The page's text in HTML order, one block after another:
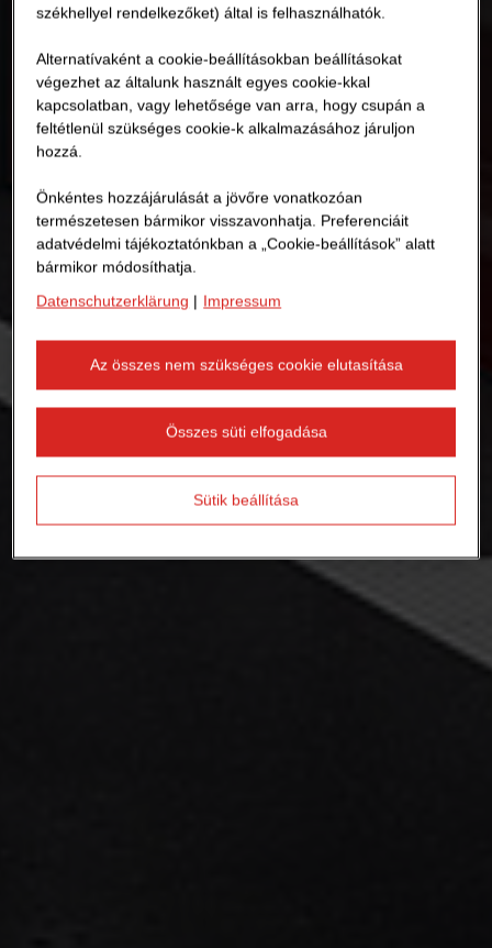
székhellyel rendelkezőket) által is felhasználhatók.
Alternatívaként a cookie-beállításokban beállításokat
végezhet az általunk használt egyes cookie-kkal
kapcsolatban, vagy lehetősége van arra, hogy csupán a
feltétlenül szükséges cookie-k alkalmazásához járuljon
hozzá.
Önkéntes hozzájárulását a jövőre vonatkozóan
természetesen bármikor visszavonhatja. Preferenciáit
adatvédelmi tájékoztatónkban a „Cookie-beállítások” alatt
bármikor módosíthatja.
Datenschutzerklärung | Impressum
Az összes nem szükséges cookie elutasítása
Összes süti elfogadása
Sütik beállítása